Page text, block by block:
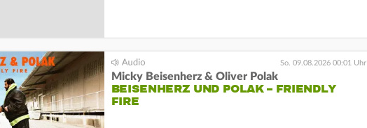
So. 09.08.2026 00:01 Uhr
Micky Beisenherz & Oliver Polak
BEISENHERZ UND POLAK – FRIENDLY
FIRE